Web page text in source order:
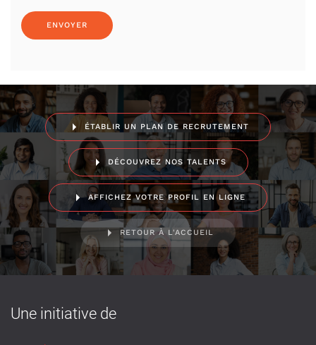
ÉTABLIR UN PLAN DE RECRUTEMENT
DÉCOUVREZ NOS TALENTS
AFFICHEZ VOTRE PROFIL EN LIGNE
RETOUR À L'ACCUEIL
Une initiative de